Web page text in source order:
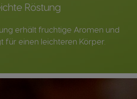
Röstung
erhält fruchtige Aromen und
für einen leichteren Körper.